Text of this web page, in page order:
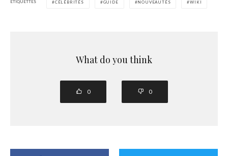
ÉTIQUETTES CÉLÉBRITÉS GUIDE NOUVEAUTÉS WIKI
What do you think
0 0